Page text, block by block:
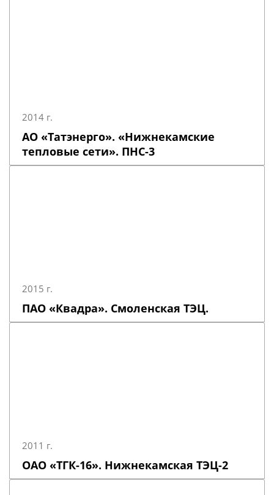
2014 г.
АО «Татэнерго». «Нижнекамские
тепловые сети». ПНС-3
2015 г.
ПАО «Квадра». Смоленская ТЭЦ.
2011 г.
ОАО «ТГК-16». Нижнекамская ТЭЦ-2